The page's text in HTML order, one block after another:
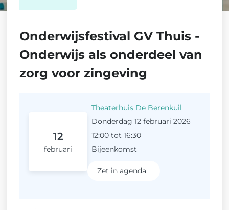
Onderwijsfestival GV Thuis -
Onderwijs als onderdeel van
zorg voor zingeving
12
februari
Theaterhuis De Berenkuil
Donderdag 12 februari 2026
12:00 tot 16:30
Bijeenkomst
Zet in agenda